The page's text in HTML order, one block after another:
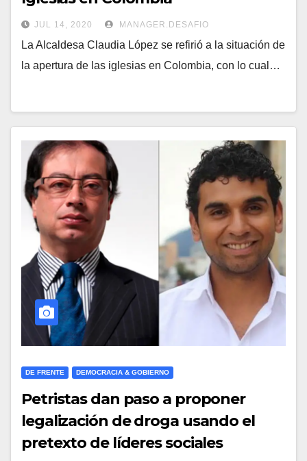
JUL 14, 2020 MANAGER.DESAFIO
La Alcaldesa Claudia López se refirió a la situación de
la apertura de las iglesias en Colombia, con lo cual…
DE FRENTE DEMOCRACIA & GOBIERNO
Petristas dan paso a proponer
legalización de droga usando el
pretexto de líderes sociales